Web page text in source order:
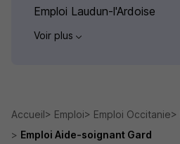
Emploi Laudun-l'Ardoise
Voir plus
Accueil Emploi Emploi Occitanie
Emploi Aide-soignant Gard